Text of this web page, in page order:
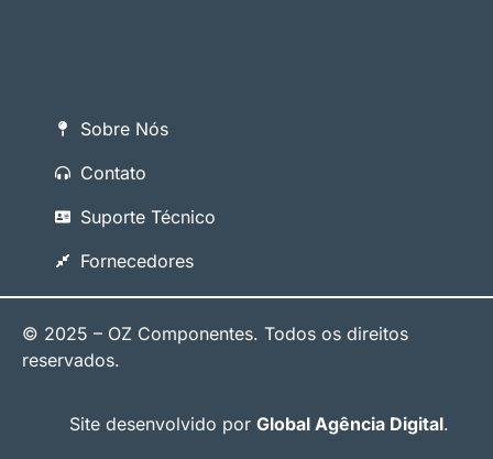
Sobre Nós
Contato
Suporte Técnico
Fornecedores
© 2025 – OZ Componentes. Todos os direitos
reservados.
Site desenvolvido por Global Agência Digital.